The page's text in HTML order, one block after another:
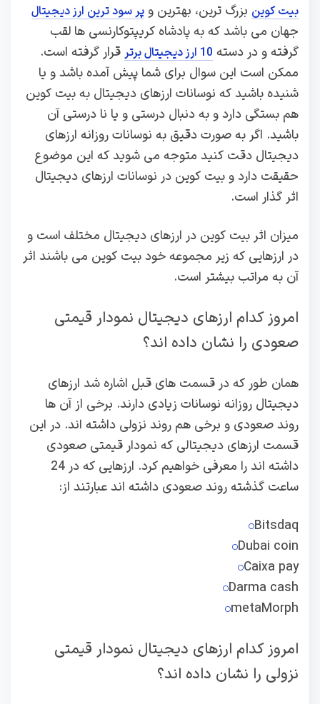
بیت کوین بزرگ ترین، بهترین و پر سود ترین ارز دیجیتال
جهان می باشد که به پادشاه کریپتوکارنسی ها لقب
گرفته و در دسته 10 ارز دیجیتال برتر
قرار گرفته است.
ممکن است این سوال برای شما پیش آمده باشد و یا
شنیده باشید که نوسانات ارزهای دیجیتال به بیت کوین
هم بستگی دارد و به دنبال درستی و یا نا درستی آن
باشید. اگر به صورت دقیق به نوسانات روزانه ارزهای
دیجیتال دقت کنید متوجه می شوید که این موضوع
حقیقت دارد و بیت کوین در نوسانات ارزهای دیجیتال
اثر گذار است.
میزان اثر بیت کوین در ارزهای دیجیتال مختلف است و
در ارزهایی که زیر مجموعه خود بیت کوین می باشند اثر
آن به مراتب بیشتر است.
امروز کدام ارزهای دیجیتال نمودار قیمتی
صعودی را نشان داده اند؟
همان طور که در قسمت های قبل اشاره شد ارزهای
دیجیتال روزانه نوسانات زیادی دارند. برخی از آن ها
روند صعودی و برخی هم روند نزولی داشته اند. در این
قسمت ارزهای دیجیتالی که نمودار قیمتی صعودی
داشته اند را معرفی خواهیم کرد. ارزهایی که در 24
ساعت گذشته روند صعودی داشته اند عبارتند از:
Bitsdaq
Dubai coin
Caixa pay
Darma cash
metaMorph
امروز کدام ارزهای دیجیتال نمودار قیمتی
نزولی را نشان داده اند؟